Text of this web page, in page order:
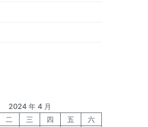
2024 年 4 月
二 三 四 五
六